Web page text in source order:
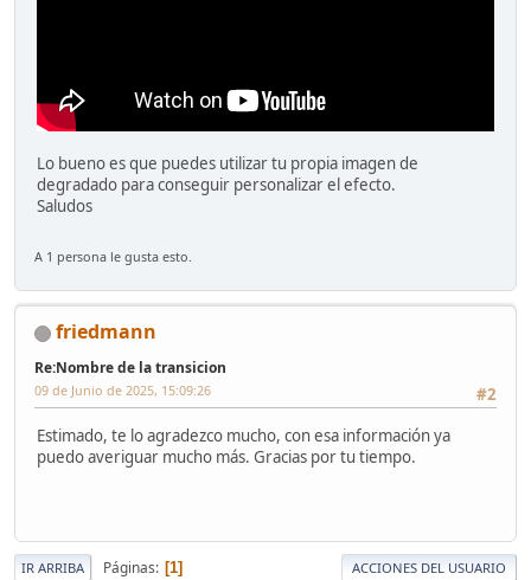
Lo bueno es que puedes utilizar tu propia imagen de
degradado para conseguir personalizar el efecto.
Saludos
A 1 persona le gusta esto.
friedmann
Re:Nombre de la transicion
#2
09 de Junio de 2025, 15:09:26
Estimado, te lo agradezco mucho, con esa información ya
puedo averiguar mucho más. Gracias por tu tiempo.
IR ARRIBA Páginas 1 ACCIONES DEL USUARIO